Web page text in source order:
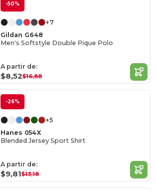
-50%
+7
Gildan G648
Men's Softstyle Double Pique Polo
A partir de:
$8,52$16,88
-26%
+5
Hanes 054X
Blended Jersey Sport Shirt
A partir de:
$9,81$13,18